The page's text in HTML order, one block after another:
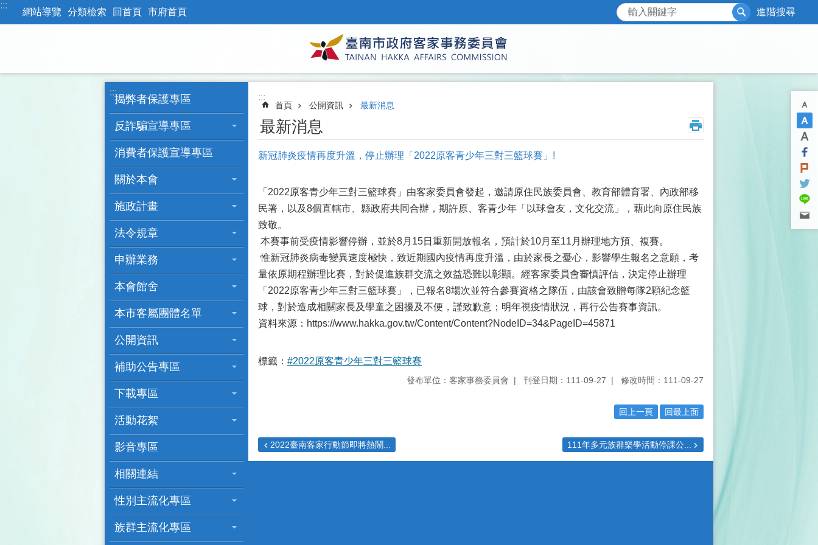
跳到主要內容區塊
:::
網站導覽 分類檢索 回首頁 市府首頁 搜尋 進階搜尋
:::
揭弊者保護專區
反詐騙宣導專區
消費者保護宣導專區
關於本會
施政計畫
法令規章
申辦業務
本會館舍
本市客屬團體名單
公開資訊
補助公告專區
下載專區
活動花絮
影音專區
相關連結
性別主流化專區
族群主流化專區
:::
首頁 公開資訊 最新消息
最新消息
新冠肺炎疫情再度升溫，停止辦理「2022原客青少年三對三籃球賽」!
「2022原客青少年三對三籃球賽」由客家委員會發起，邀請原住民族委員會、教育部體育署、內政部移
民署，以及8個直轄市、縣政府共同合辦，期許原、客青少年「以球會友，文化交流」，藉此向原住民族
致敬。
本賽事前受疫情影響停辦，並於8月15日重新開放報名，預計於10月至11月辦理地方預、複賽。
惟新冠肺炎病毒變異速度極快，致近期國內疫情再度升溫，由於家長之憂心，影響學生報名之意願，考
量依原期程辦理比賽，對於促進族群交流之效益恐難以彰顯。經客家委員會審慎評估，決定停止辦理
「2022原客青少年三對三籃球賽」，已報名8場次並符合參賽資格之隊伍，由該會致贈每隊2顆紀念籃
球，對於造成相關家長及學童之困擾及不便，謹致歉意；明年視疫情狀況，再行公告賽事資訊。
資料來源：https://www.hakka.gov.tw/Content/Content?NodeID=34&PageID=45871
標籤： #2022原客青少年三對三籃球賽
發布單位：客家事務委員會 刊登日期：111-09-27 修改時間：111-09-27
回上一頁 回最上面
2022臺南客家行動節即將熱鬧... 111年多元族群樂學活動停課公...